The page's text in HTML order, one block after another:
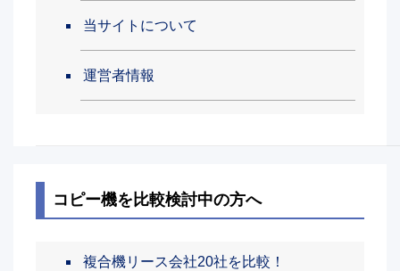
当サイトについて
運営者情報
コピー機を比較検討中の方へ
複合機リース会社20社を比較！